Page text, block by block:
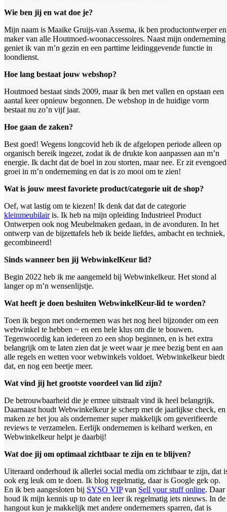
Wie ben jij en wat doe je?
Mijn naam is Maaike Gruijs-van Assema, ik ben productontwerper en
maker van alle Houtmoed-woonaccessoires. Naast mijn onderneming
geniet ik van m’n gezin en een parttime leidinggevende functie in
loondienst.
Hoe lang bestaat jouw webshop?
Houtmoed bestaat sinds 2009, maar ik ben met vallen en opstaan een
aantal keer opnieuw begonnen. De webshop in de huidige vorm
bestaat nu zo’n vijf jaar.
Hoe gaan de zaken?
Best goed! Wegens longcovid heb ik de afgelopen periode alleen op
organisch bereik ingezet, zodat ik de drukte kon aanpassen aan m’n
energie. Ik dacht dat de boel in zou storten, maar nee. Er zit evengoed
groei in m’n onderneming en dat is zo mooi om te zien!
Wat is jouw meest favoriete product/categorie uit de shop?
Oef, wat lastig om te kiezen! Ik denk dat dat de categorie
kleinmeubilairis. Ik heb na mijn opleiding Industrieel Product
Ontwerpen ook nog Meubelmaken gedaan, in de avonduren. In het
ontwerp van de bijzettafels heb ik beide liefdes, ambacht en techniek,
gecombineerd!
Sinds wanneer ben jij WebwinkelKeur lid?
Begin 2022 heb ik me aangemeld bij Webwinkelkeur. Het stond al
langer op m’n wensenlijstje.
Wat heeft je doen besluiten WebwinkelKeur-lid te worden?
Toen ik begon met ondernemen was het nog heel bijzonder om een
webwinkel te hebben ~ en een hele klus om die te bouwen.
Tegenwoordig kan iedereen zo een shop beginnen, en is het extra
belangrijk om te laten zien dat je weet waar je mee bezig bent en aan
alle regels en wetten voor webwinkels voldoet. Webwinkelkeur biedt
dat, en nog een beetje meer.
Wat vind jij het grootste voordeel van lid zijn?
De betrouwbaarheid die je ermee uitstraalt vind ik heel belangrijk.
Daarnaast houdt Webwinkelkeur je scherp met de jaarlijkse check, en
maken ze het jou als ondernemer super makkelijk om geverifieerde
reviews te verzamelen. Eerlijk ondernemen is keihard werken, en
Webwinkelkeur helpt je daarbij!
Wat doe jij om optimaal zichtbaar te zijn en te blijven?
Uiteraard onderhoud ik allerlei social media om zichtbaar te zijn, dat
ook erg leuk om te doen. Ik blog regelmatig, daar is Google gek op.
En ik ben aangesloten bij SYSO VIPvan Sell your stuff online. Daar
houd ik mijn kennis up to date en leer ik regelmatig iets nieuws. In de
hangout kun je makkelijk met andere ondernemers sparren, dat is